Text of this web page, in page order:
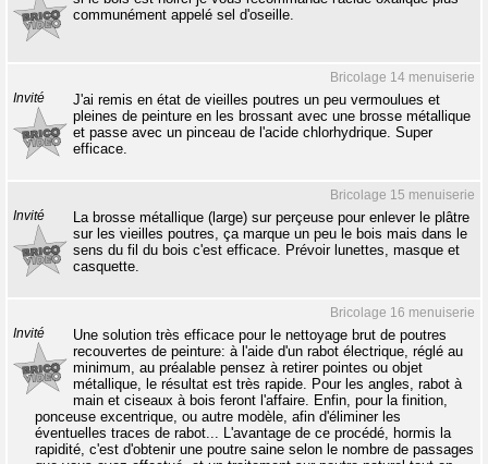
communément appelé sel d'oseille.
Bricolage 14 menuiserie
Invité
J'ai remis en état de vieilles poutres un peu vermoulues et
pleines de peinture en les brossant avec une brosse métallique
et passe avec un pinceau de l'acide chlorhydrique. Super
efficace.
Bricolage 15 menuiserie
Invité
La brosse métallique (large) sur perçeuse pour enlever le plâtre
sur les vieilles poutres, ça marque un peu le bois mais dans le
sens du fil du bois c'est efficace. Prévoir lunettes, masque et
casquette.
Bricolage 16 menuiserie
Invité
Une solution très efficace pour le nettoyage brut de poutres
recouvertes de peinture: à l'aide d'un rabot électrique, réglé au
minimum, au préalable pensez à retirer pointes ou objet
métallique, le résultat est très rapide. Pour les angles, rabot à
main et ciseaux à bois feront l'affaire. Enfin, pour la finition,
ponceuse excentrique, ou autre modèle, afin d'éliminer les
éventuelles traces de rabot... L'avantage de ce procédé, hormis la
rapidité, c'est d'obtenir une poutre saine selon le nombre de passages